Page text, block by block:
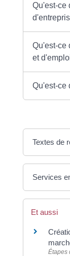
Qu'est-ce
Qu'est-ce
et
Qu'est-ce
Textes de
Services
Et aussi
Étapes